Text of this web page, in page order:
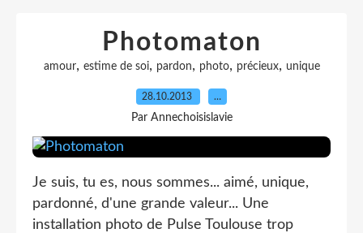
Photomaton
amour, estime de soi, pardon, photo, précieux, unique
28.10.2013 …
Par Annechoisislavie
Je suis, tu es, nous sommes... aimé, unique,
pardonné, d'une grande valeur... Une
installation photo de Pulse Toulouse trop